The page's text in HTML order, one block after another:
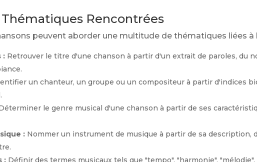
Rencontrées
peuvent aborder une multitude de thématiques liées à
: Retrouver le titre d'une chanson à partir d'un extrait de paroles, du
un chanteur, un groupe ou un compositeur à partir d'indices
le genre musical d'une chanson à partir de ses
: Nommer un instrument de musique à partir de sa description,
: Définir des termes musicaux tels que "tempo", "harmonie",